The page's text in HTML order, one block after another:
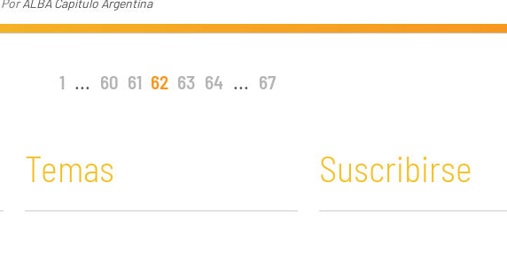
PorALBA Capítulo Argentina
1 ... 60 61 62 63 64 ... 67
Temas Suscribirse